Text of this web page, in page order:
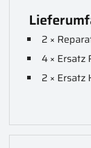
2 ×
4 × Ersatz
2 ×